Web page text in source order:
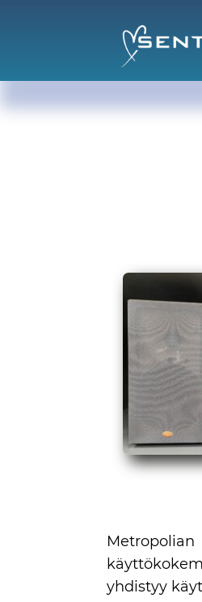
yhdistyy